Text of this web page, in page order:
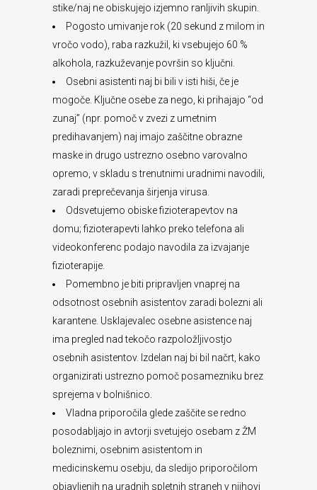
stike/naj ne obiskujejo izjemno ranljivih skupin.
Pogosto umivanje rok (20 sekund z milom in
vročo vodo), raba razkužil, ki vsebujejo 60 %
alkohola, razkuževanje površin so ključni.
Osebni asistenti naj bi bili v isti hiši, če je
mogoče. Ključne osebe za nego, ki prihajajo “od
zunaj” (npr. pomoč v zvezi z umetnim
predihavanjem) naj imajo zaščitne obrazne
maske in drugo ustrezno osebno varovalno
opremo, v skladu s trenutnimi uradnimi navodili,
zaradi preprečevanja širjenja virusa.
Odsvetujemo obiske fizioterapevtov na
domu; fizioterapevti lahko preko telefona ali
videokonferenc podajo navodila za izvajanje
fizioterapije.
Pomembno je biti pripravljen vnaprej na
odsotnost osebnih asistentov zaradi bolezni ali
karantene. Usklajevalec osebne asistence naj
ima pregled nad tekočo razpoložljivostjo
osebnih asistentov. Izdelan naj bi bil načrt, kako
organizirati ustrezno pomoč posamezniku brez
sprejema v bolnišnico.
Vladna priporočila glede zaščite se redno
posodabljajo in avtorji svetujejo osebam z ŽM
boleznimi, osebnim asistentom in
medicinskemu osebju, da sledijo priporočilom
objavljenih na uradnih spletnih straneh v njihovi